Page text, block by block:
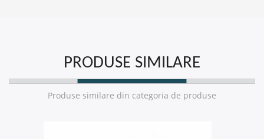
PRODUSE SIMILARE
Produse similare din categoria de produse